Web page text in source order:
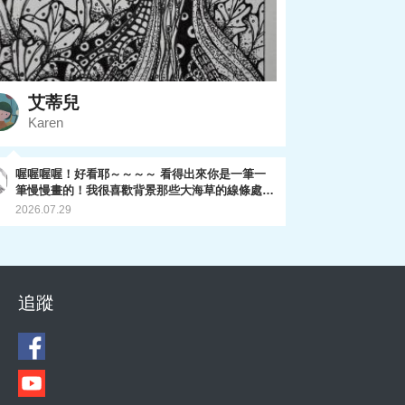
艾蒂兒
Karen
喔喔喔喔！好看耶～～～～ 看得出來你是一筆一
筆慢慢畫的！我很喜歡背景那些大海草的線條處
理，還有前方海草的螺旋線條感～ 整體很細緻耶
2026.07.29
追蹤